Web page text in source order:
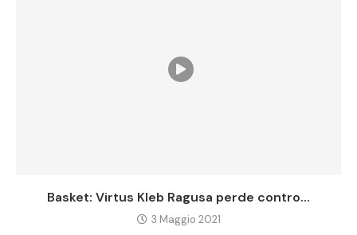
Basket: Virtus Kleb Ragusa perde contro...
3 Maggio 2021